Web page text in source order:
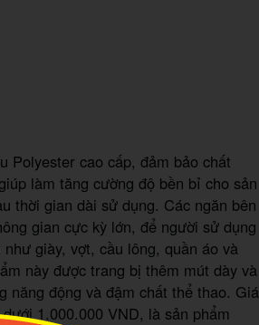
Polyester cao cấp, đảm bảo chất
làm tăng cường độ bền bỉ cho sản
thời gian dài sử dụng. Các ngăn bên
gian cực kỳ lớn, để người sử dụng
giày, vợt, cầu lông, quần áo và
này được trang bị thêm mút dày và
năng động và đậm chất thể thao. Giá
1.000.000 VND, là sản phẩm